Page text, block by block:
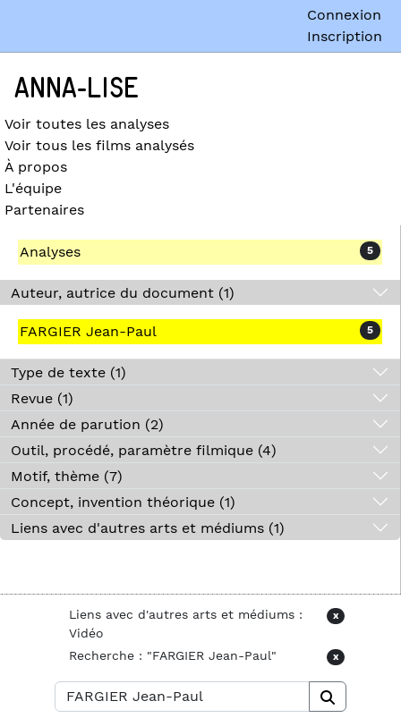
ANNA-LISE
Voir toutes les analyses
Voir tous les films analysés
À propos
L'équipe
Partenaires
Connexion
Inscription
Analyses 5
Auteur, autrice du document (1)
FARGIER Jean-Paul 5
Type de texte (1)
Revue (1)
Année de parution (2)
Outil, procédé, paramètre filmique (4)
Motif, thème (7)
Concept, invention théorique (1)
Liens avec d'autres arts et médiums (1)
Liens avec d'autres arts et médiums :
Vidéo
x
Recherche : "FARGIER Jean-Paul" x